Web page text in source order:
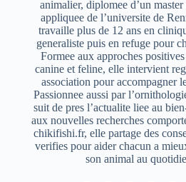
animalier, diplomee d’un
appliquee de l’universite de
travaille plus de 12 ans en
generaliste puis en refuge pour
Formee aux approches
canine et feline, elle intervient
association pour accompagner
Passionnee aussi par
suit de pres l’actualite liee au
aux nouvelles recherches
chikifishi.fr, elle partage des
verifies pour aider chacun a
son animal au